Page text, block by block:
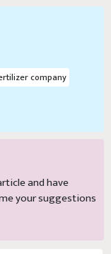
company
and have
your suggestions